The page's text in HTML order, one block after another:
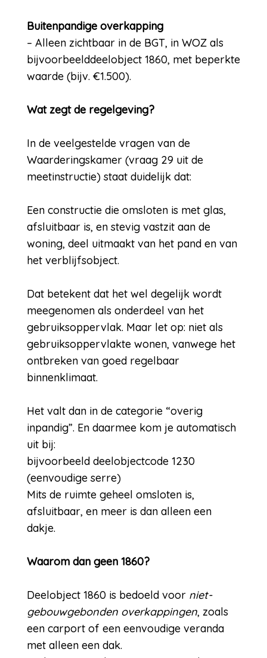
Buitenpandige overkapping
– Alleen zichtbaar in de BGT, in WOZ als
bijvoorbeelddeelobject 1860, met beperkte
waarde (bijv. €1.500).
Wat zegt de regelgeving?
In de veelgestelde vragen van de
Waarderingskamer (vraag 29 uit de
meetinstructie) staat duidelijk dat:
Een constructie die omsloten is met glas,
afsluitbaar is, en stevig vastzit aan de
woning, deel uitmaakt van het pand en van
het verblijfsobject.
Dat betekent dat het wel degelijk wordt
meegenomen als onderdeel van het
gebruiksoppervlak. Maar let op: niet als
gebruiksoppervlakte wonen, vanwege het
ontbreken van goed regelbaar
binnenklimaat.
Het valt dan in de categorie “overig
inpandig”. En daarmee kom je automatisch
uit bij:
bijvoorbeeld deelobjectcode 1230
(eenvoudige serre)
Mits de ruimte geheel omsloten is,
afsluitbaar, en meer is dan alleen een
dakje.
Waarom dan geen 1860?
Deelobject 1860 is bedoeld voor niet-
gebouwgebonden overkappingen, zoals
een carport of een eenvoudige veranda
met alleen een dak.